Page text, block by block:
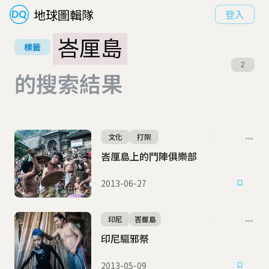
地球圖輯隊 登入
標籤
峇厘島
的搜索結果
2
峇厘島上的鬥陣俱樂部
文化 打架
2013-06-27
印尼驅邪祭
印尼 峇厘島
2013-05-09